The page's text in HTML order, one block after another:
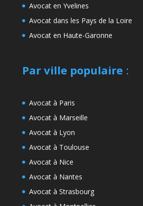
Avocat en Yvelines
Avocat dans les Pays de la Loire
Avocat en Haute-Garonne
Par ville populaire:
Avocat à Paris
Avocat à Marseille
Avocat à Lyon
Avocat à Toulouse
Avocat à Nice
Avocat à Nantes
Avocat à Strasbourg